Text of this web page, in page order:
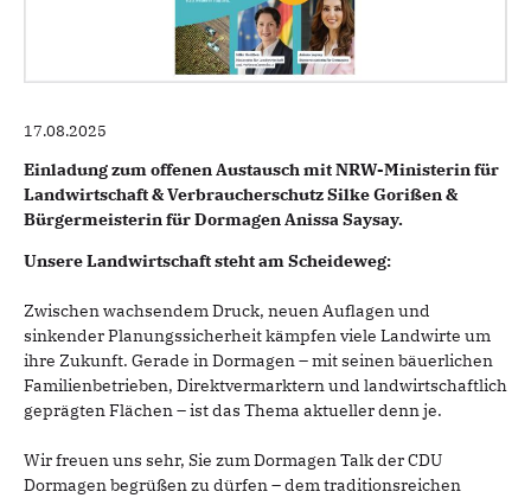
17.08.2025
Einladung zum offenen Austausch mit NRW-Ministerin für
Landwirtschaft & Verbraucherschutz Silke Gorißen &
Bürgermeisterin für Dormagen Anissa Saysay.
Unsere Landwirtschaft steht am Scheideweg:
Zwischen wachsendem Druck, neuen Auflagen und
sinkender Planungssicherheit kämpfen viele Landwirte um
ihre Zukunft. Gerade in Dormagen – mit seinen bäuerlichen
Familienbetrieben, Direktvermarktern und landwirtschaftlich
geprägten Flächen – ist das Thema aktueller denn je.
Wir freuen uns sehr, Sie zum Dormagen Talk der CDU
Dormagen begrüßen zu dürfen – dem traditionsreichen